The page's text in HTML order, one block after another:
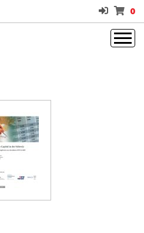
0